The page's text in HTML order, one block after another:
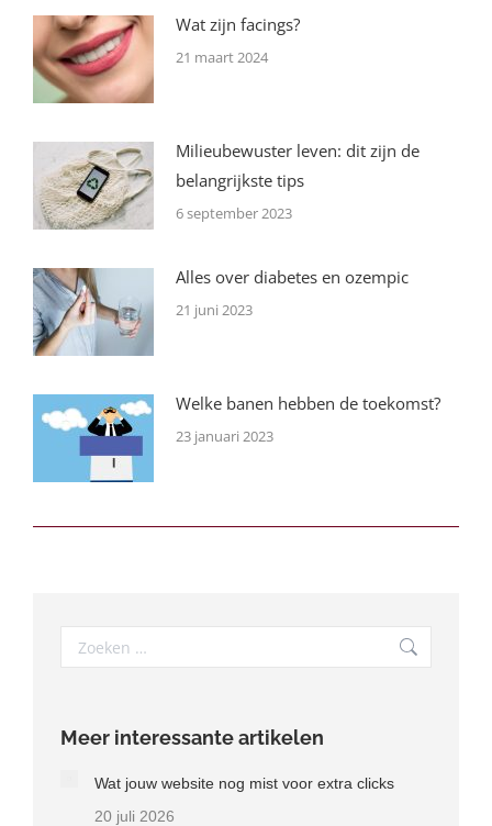
Wat zijn facings?
21 maart 2024
Milieubewuster leven: dit zijn de
belangrijkste tips
6 september 2023
Alles over diabetes en ozempic
21 juni 2023
Welke banen hebben de toekomst?
23 januari 2023
Search:
Meer interessante artikelen
Wat jouw website nog mist voor extra clicks
20 juli 2026